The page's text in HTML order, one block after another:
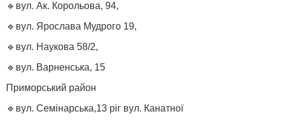
🔹вул. Ак. Корольова, 94,
🔹вул. Ярослава Мудрого 19,
🔹вул. Наукова 58/2,
🔹вул. Варненська, 15
Приморський район
🔹вул. Семінарська,13 ріг вул. Канатної